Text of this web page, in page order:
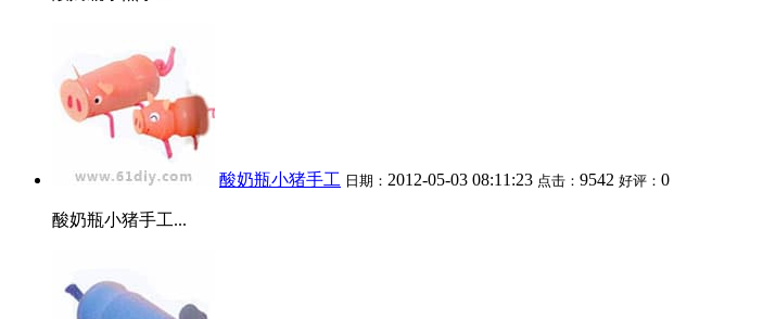
酸奶瓶小猪手工 日期： 2012-05-03 08:11:23 点击： 9542 好评： 0
酸奶瓶小猪手工...